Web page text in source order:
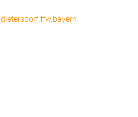
dietersdorf.ffw.bayern